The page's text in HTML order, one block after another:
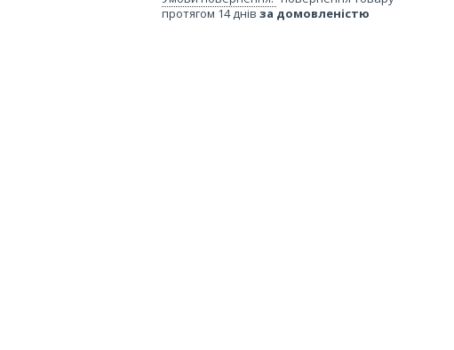
протягом 14 днів за домовленістю